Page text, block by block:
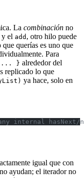
La combinación no
y el add , otro hilo puede
querías es uno que
Para
... } alrededor del
replicado lo que
ya hace, solo en
internal
igual que con
ayudan; el iterador no